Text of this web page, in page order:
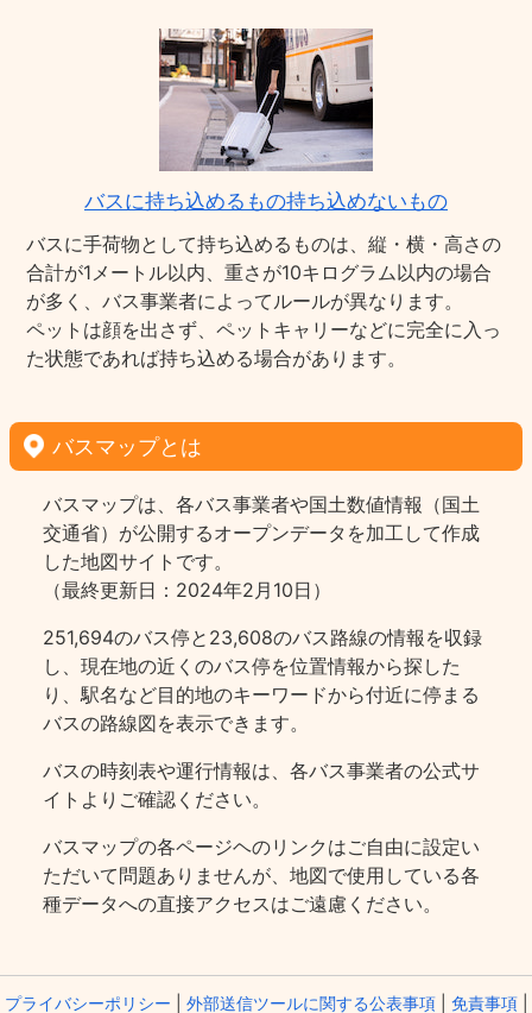
バスに持ち込めるもの持ち込めないもの
バスに手荷物として持ち込めるものは、縦・横・高さの
合計が1メートル以内、重さが10キログラム以内の場合
が多く、バス事業者によってルールが異なります。
ペットは顔を出さず、ペットキャリーなどに完全に入っ
た状態であれば持ち込める場合があります。
バスマップとは
バスマップは、各バス事業者や国土数値情報（国土
交通省）が公開するオープンデータを加工して作成
した地図サイトです。
（最終更新日：2024年2月10日）
251,694のバス停と23,608のバス路線の情報を収録
し、現在地の近くのバス停を位置情報から探した
り、駅名など目的地のキーワードから付近に停まる
バスの路線図を表示できます。
バスの時刻表や運行情報は、各バス事業者の公式サ
イトよりご確認ください。
バスマップの各ページヘのリンクはご自由に設定い
ただいて問題ありませんが、地図で使用している各
種データへの直接アクセスはご遠慮ください。
プライバシーポリシー 外部送信ツールに関する公表事項| 免責事項|